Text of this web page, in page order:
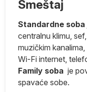
Smeštaj
Standardne soba
centralnu klimu,
muzičkim
Wi-Fi internet,
Family soba je
spavaće sobe.